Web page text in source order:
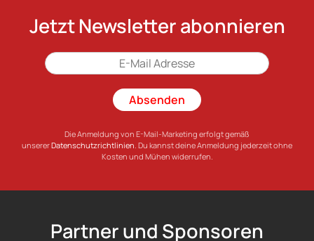
Jetzt Newsletter abonnieren
Absenden
Die Anmeldung von E-Mail-Marketing erfolgt gemäß
unsererDatenschutzrichtlinien . Du kannst deine Anmeldung jederzeit ohne
Kosten und Mühen widerrufen.
Partner und Sponsoren